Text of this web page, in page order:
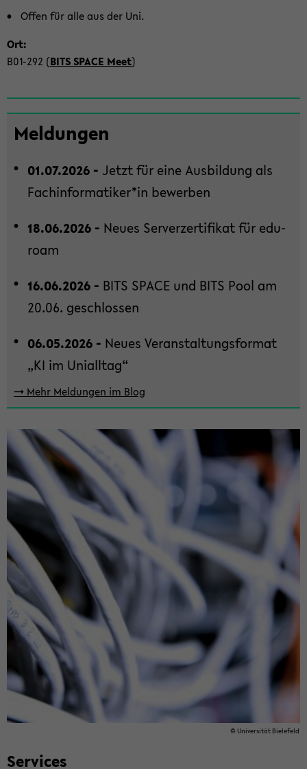
Haupt­
halt
ti­
wech­
Mel­dun­gen
01.07.2026 - Jetzt für eine Aus­bil­dung als
Fach­in­for­ma­ti­ker*in be­wer­ben
18.06.2026 - Neues Ser­ver­zer­ti­fi­kat für edu­
ro­am
16.06.2026 - BITS SPACE und BITS Pool am
20.06. ge­schlos­sen
06.05.2026 - Neues Ver­an­stal­tungs­for­mat
„KI im Uni­all­tag“
-> Mehr Mel­dun­gen im Blog
Offen für alle aus der Uni.
Ort:
B01-​292 (BITS SPACE Meet)
© Uni­ver­si­tät Bie­le­feld
Ser­vices